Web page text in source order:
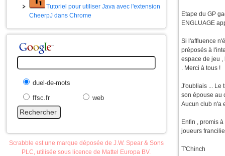
Tutoriel pour utiliser Java avec l'extension
CheerpJ dans Chrome
duel-de-mots
ffsc.fr
web
Scrabble est une marque déposée de J.W. Spear & Sons
PLC, utilisée sous licence de Mattel Europa BV.
Etape du GP
ENGLUAGE
Si l'affluence
préposés à
espace de jeu
. Merci à tous !
J'oubliais ... Le
son épouse au
Aucun club n'a
Enfin , promis
joueurs
T'Chinch